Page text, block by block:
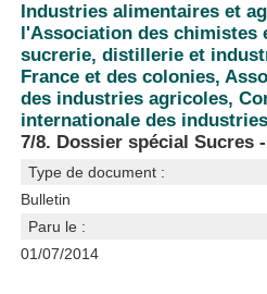
Industries alimentaires et
l'Association des chimistes
sucrerie, distillerie et
France et des colonies,
des industries agricoles,
internationale des
7/8. Dossier spécial Sucres
Type de document :
Bulletin
Paru le :
01/07/2014